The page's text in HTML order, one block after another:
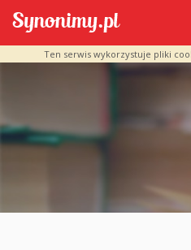
Ten serwis wykorzystuje pliki